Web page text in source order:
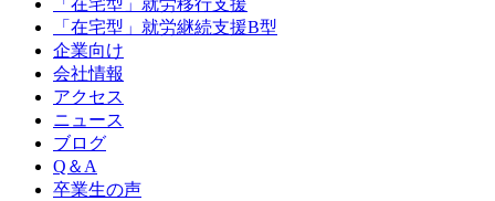
「在宅型」就労移行支援
「在宅型」就労継続支援B型
企業向け
会社情報
アクセス
ニュース
ブログ
Q＆A
卒業生の声